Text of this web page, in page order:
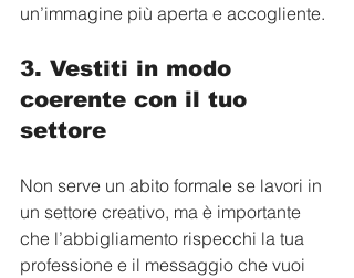
un’immagine più aperta e accogliente.
3. Vestiti in modo
coerente con il tuo
settore
Non serve un abito formale se lavori in
un settore creativo, ma è importante
che l’abbigliamento rispecchi la tua
professione e il messaggio che vuoi